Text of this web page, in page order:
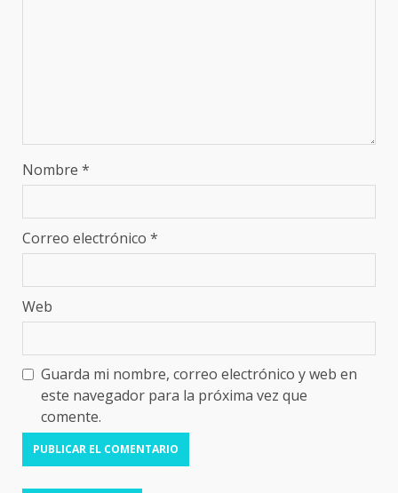
Nombre *
Correo electrónico *
Web
Guarda mi nombre, correo electrónico y web en
este navegador para la próxima vez que
comente.